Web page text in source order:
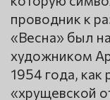
проводник к
«Весна» был
художником
1954 года, как
«хрущевской